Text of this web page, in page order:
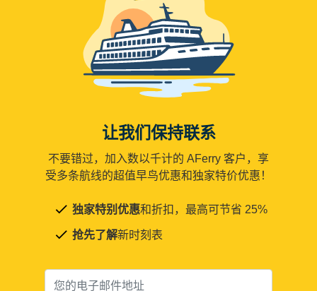
让我们保持联系
不要错过，加入数以千计的 AFerry 客户，享
受多条航线的超值早鸟优惠和独家特价优惠！
独家特别优惠和折扣，最高可节省 25%
抢先了解新时刻表